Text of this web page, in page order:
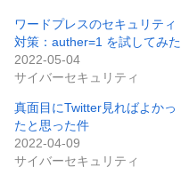
ワードプレスのセキュリティ
対策：auther=1 を試してみた
2022-05-04
サイバーセキュリティ
真面目にTwitter見ればよかっ
たと思った件
2022-04-09
サイバーセキュリティ